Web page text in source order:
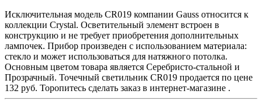
Исключительная модель CR019 компании Gauss относится к
коллекции Crystal. Осветительный элемент встроен в
конструкцию и не требует приобретения дополнительных
лампочек. Прибор произведен с использованием материала:
стекло и может использоваться для натяжного потолка.
Основным цветом товара является Серебристо-стальной и
Прозрачный. Точечный светильник CR019 продается по цене
132 руб. Торопитесь сделать заказ в интернет-магазине .